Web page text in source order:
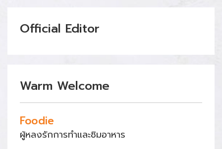
Official Editor
Warm Welcome
Foodie
ผู้หลงรักการทำและชิมอาหาร